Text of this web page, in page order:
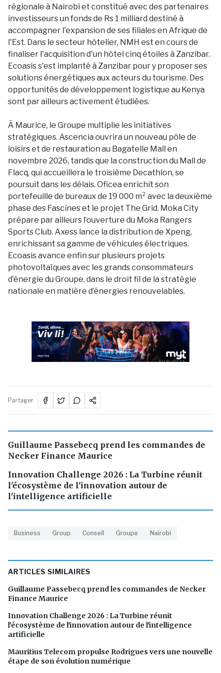
régionale à Nairobi et constitué avec des partenaires
investisseurs un fonds de Rs 1 milliard destiné à
accompagner l'expansion de ses filiales en Afrique de
l'Est. Dans le secteur hôtelier, NMH est en cours de
finaliser l'acquisition d'un hôtel cinq étoiles à Zanzibar.
Ecoasis s'est implanté à Zanzibar pour y proposer ses
solutions énergétiques aux acteurs du tourisme. Des
opportunités de développement logistique au Kenya
sont par ailleurs activement étudiées.
À Maurice, le Groupe multiplie les initiatives
stratégiques. Ascencia ouvrira un nouveau pôle de
loisirs et de restauration au Bagatelle Mall en
novembre 2026, tandis que la construction du Mall de
Flacq, qui accueillera le troisième Decathlon, se
poursuit dans les délais. Oficea enrichit son
portefeuille de bureaux de 19 000 m² avec la deuxième
phase des Fascines et le projet The Grid. Moka City
prépare par ailleurs l’ouverture du Moka Rangers
Sports Club. Axess lance la distribution de Xpeng,
enrichissant sa gamme de véhicules électriques.
Ecoasis avance enfin sur plusieurs projets
photovoltaïques avec les grands consommateurs
d’énergie du Groupe, dans le droit fil de la stratégie
nationale en matière d’énergies renouvelables.
PUBLICITÉ
Partager
Guillaume Passebecq prend les commandes de
Necker Finance Maurice
Innovation Challenge 2026 : La Turbine réunit
l'écosystème de l'innovation autour de
l'intelligence artificielle
Business Group Conseil Groupe Nairobi
ARTICLES SIMILAIRES
Guillaume Passebecq prend les commandes de Necker
Finance Maurice
Innovation Challenge 2026 : La Turbine réunit
l'écosystème de l'innovation autour de l'intelligence
artificielle
Mauritius Telecom propulse Rodrigues vers une nouvelle
étape de son évolution numérique